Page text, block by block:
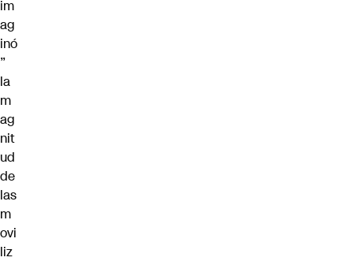
im
ag
inó
”
la
m
ag
nit
ud
de
las
m
ovi
liz